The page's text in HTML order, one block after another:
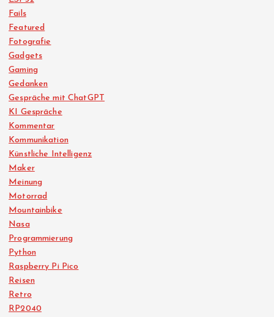
Fails
Featured
Fotografie
Gadgets
Gaming
Gedanken
Gespräche mit ChatGPT
KI Gespräche
Kommentar
Kommunikation
Künstliche Intelligenz
Maker
Meinung
Motorrad
Mountainbike
Nasa
Programmierung
Python
Raspberry Pi Pico
Reisen
Retro
RP2040